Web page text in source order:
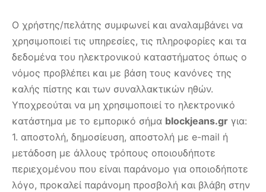
Ο χρήστης/πελάτης συμφωνεί και αναλαμβάνει να
χρησιμοποιεί τις υπηρεσίες, τις πληροφορίες και τα
δεδομένα του ηλεκτρονικού καταστήματος όπως ο
νόμος προβλέπει και με βάση τους κανόνες της
καλής πίστης και των συναλλακτικών ηθών.
Υποχρεούται να μη χρησιμοποιεί τo ηλεκτρονικό
κατάστημα με το εμπορικό σήμα blockjeans.gr για:
1. αποστολή, δημοσίευση, αποστολή με e-mail ή
μετάδοση με άλλους τρόπους οποιουδήποτε
περιεχομένου που είναι παράνομο για οποιοδήποτε
λόγο, προκαλεί παράνομη προσβολή και βλάβη στην